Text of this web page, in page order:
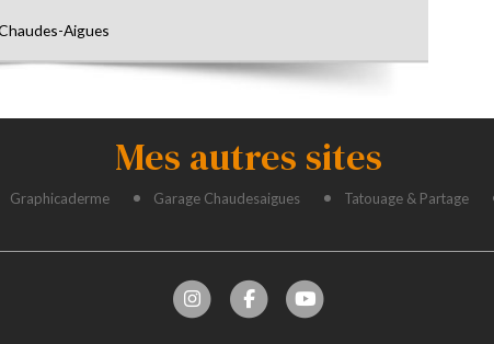
Aigues
Mes autres sites
Graphicaderme Garage Chaudesaigues Tatouage & Partage